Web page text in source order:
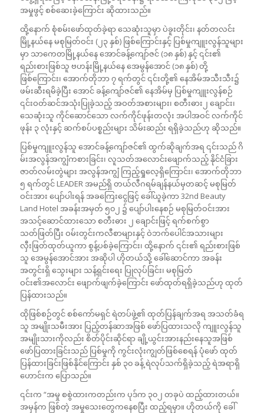
အမှုဖွင့် စစ်ဆေးခဲ့ကြောင်း ဆိုထားသည်။
ထို့နောက် စုံစမ်းဖော်ထုတ်ခဲ့ရာ သေဆုံးသူမှာ ပဲခူးတိုင်း၊ နတ်တလင်း
မြို့နယ်နေ မစုမြတ်ဝင်း (၂၃ နှစ်) ဖြစ်ကြောင်းနှင့် ပြစ်မှုကျူးလွန်သူများ
မှာ သာကေတမြို့နယ်နေ အောင်ခန့်ကျော်ဇင် (၁၈ နှစ်) နှင့် ၎င်း၏
ရည်းစားဖြစ်သူ ဗဟန်းမြို့နယ်နေ အေမွန်အောင် (၁၈ နှစ်) တို့
ဖြစ်ကြောင်း၊ အောက်တိုဘာ ၇ ရက်တွင် ၎င်းတို့၏ နေအိမ်အသီးသီး၌
ဖမ်းဆီးရမိခဲ့ပြီး အောင် ခန့်ကျော်ဇင်၏ နေအိမ်မှ ပြစ်မှုကျူးလွန်စဉ်
၎င်းဝတ်ဆင်အသုံးပြုခဲ့သည့် အဝတ်အစားများ၊ စတီးဓား၂ ချောင်း၊
သေဆုံးသူ ကိုင်ဆောင်သော လက်ကိုင်ဖုန်းတလုံး အပါအဝင် လက်ကိုင်
ဖုန်း ၃ လုံးနှင့် ဆက်စပ်ပစ္စည်းများ သိမ်းဆည်း ရရှိခဲ့သည်ဟု ဆိုသည်။
ပြစ်မှုကျူးလွန်သူ အောင်ခန့်ကျော်ဇင်၏ ထွက်ဆိုချက်အရ ၎င်းသည် ဂိ
မ်းအလွန်အကျွံကစားခြင်း၊ လူသတ်အလောင်းဖျောက်သည့် နိုင်ငံခြား
ဇာတ်လမ်းတွဲများ အလွန်အကျွံ ကြည့်ရှုလေ့ရှိကြောင်း၊ အောက်တိုဘာ
၅ ရက်တွင် LEADER အမည်ရှိ တယ်လီဂရမ်ချန်နယ်မှတဆင့် မစုမြတ်
ဝင်းအား ပျော်ပါးရန် အခကြေးငွေဖြင့် ခေါ်ယူခဲ့ကာ 32nd Beauty
Land Hotel အခန်းအမှတ် ၅၀၂ ၌ ပျော်ပါးနေစဉ် မစုမြတ်ဝင်းအား
အသင့်ဆောင်ထားသော စတီးဓား ၂ ချောင်းဖြင့် ရက်စက်စွာ
သတ်ဖြတ်ပြီး ဝမ်းတွင်းကလီစာများနှင့် ဝဲဘက်ပေါင်အသားများ
လှီးဖြတ်ထုတ်ယူကာ စွန့်ပစ်ခဲ့ကြောင်း၊ ထို့နောက် ၎င်း၏ ရည်းစားဖြစ်
သူ အေမွန်အောင်အား အဆိုပါ ဟိုတယ်သို့ ခေါ်ဆောင်ကာ အခန်း
အတွင်းရှိ သွေးများ သန့်ရှင်းရေး ပြုလုပ်ခြင်း၊ မစုမြတ်
ဝင်း၏အလောင်း ဖျောက်ဖျက်ခဲ့ကြောင်း ဖော်ထုတ်ရရှိခဲ့သည်ဟု ထုတ်
ပြန်ထားသည်။
ထိုဖြစ်စဉ်တွင် စစ်ကော်မရှင် ရဲတပ်ဖွဲ့၏ ထုတ်ပြန်ချက်အရ အသတ်ခံရ
သူ အမျိုးသမီးအား ပြည့်တန်ဆာအဖြစ် ဖော်ပြထားသလို ကျူးလွန်သူ
အမျိုးသားကိုလည်း စိတ်ပိုင်းဆိုင်ရာ ချို့ယွင်းအားနည်းနေသူအဖြစ်
ဖော်ပြထားခြင်းသည် ပြစ်မှုကို ကွင်းလုံးကျွတ်ဖြစ်စေရန် ပုံဖော် ထုတ်
ပြန်ထားခြင်းဖြစ်နိုင်ကြောင်း နှစ် ၃၀ ခန့် ရဲလုပ်သက်ရှိခဲ့သည့် ရဲအရာရှိ
ဟောင်းက ပြောသည်။
၎င်းက “အမှု စစွဲထားကတည်းက ပုဒ်က ၃၀၂ တခုပဲ ထည့်ထားတယ်။
အမှန်က ဖြစ်တဲ့ အမှုသေးတွေကနေစပြီး ထည့်ရမှာ။ ဟိုတယ်ကို ခေါ်